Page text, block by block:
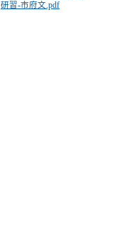
研習-市府文.pdf